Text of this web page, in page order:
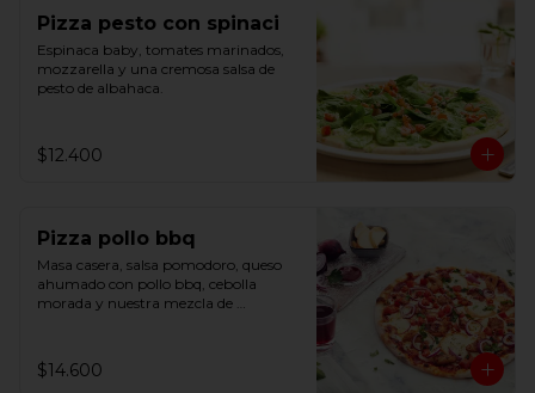
Pizza pesto con spinaci
Espinaca baby, tomates marinados,
mozzarella y una cremosa salsa de
pesto de albahaca.
$12.400
Pizza pollo bbq
Masa casera, salsa pomodoro, queso
ahumado con pollo bbq, cebolla
morada y nuestra mezcla de
$14.600